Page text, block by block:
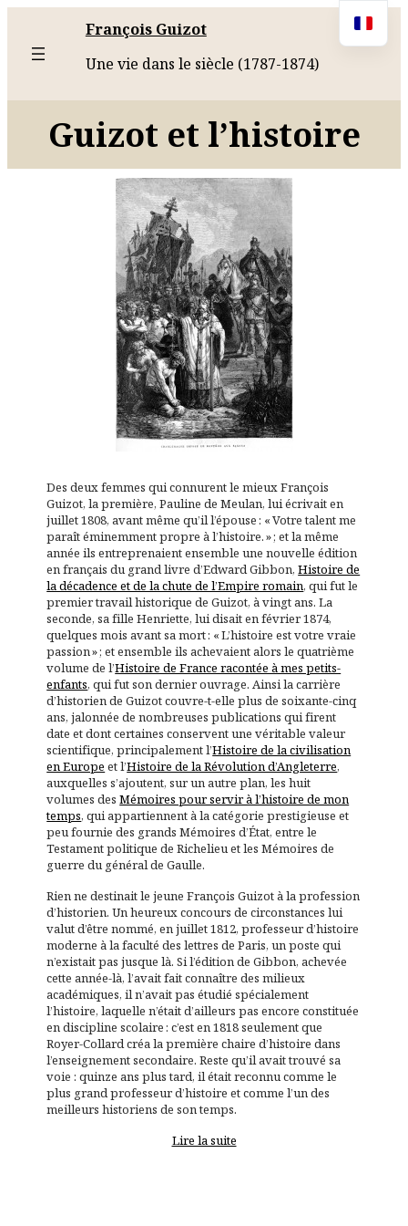
François Guizot
Une vie dans le siècle (1787-1874)
Guizot et l’histoire
Des deux femmes qui connurent le mieux François
Guizot, la première, Pauline de Meulan, lui écrivait en
juillet 1808, avant même qu’il l’épouse : « Votre talent me
paraît éminemment propre à l’histoire. » ; et la même
année ils entreprenaient ensemble une nouvelle édition
en français du grand livre d’Edward Gibbon,Histoire de
la décadence et de la chute de l’Empire romain, qui fut le
premier travail historique de Guizot, à vingt ans. La
seconde, sa fille Henriette, lui disait en février 1874,
quelques mois avant sa mort : « L’histoire est votre vraie
passion » ; et ensemble ils achevaient alors le quatrième
volume de l’Histoire de France racontée à mes petits-
enfants, qui fut son dernier ouvrage. Ainsi la carrière
d’historien de Guizot couvre-t-elle plus de soixante-cinq
ans, jalonnée de nombreuses publications qui firent
date et dont certaines conservent une véritable valeur
scientifique, principalement l’Histoire de la civilisation
en Europe et l’Histoire de la Révolution d’Angleterre,
auxquelles s’ajoutent, sur un autre plan, les huit
volumes desMémoires pour servir à l’histoire de mon
temps, qui appartiennent à la catégorie prestigieuse et
peu fournie des grands Mémoires d’État, entre le
Testament politique de Richelieu et lesMémoires de
guerre du général de Gaulle.
Rien ne destinait le jeune François Guizot à la profession
d’historien. Un heureux concours de circonstances lui
valut d’être nommé, en juillet 1812, professeur d’histoire
moderne à la faculté des lettres de Paris, un poste qui
n’existait pas jusque là. Si l’édition de Gibbon, achevée
cette année-là, l’avait fait connaître des milieux
académiques, il n’avait pas étudié spécialement
l’histoire, laquelle n’était d’ailleurs pas encore constituée
en discipline scolaire : c’est en 1818 seulement que
Royer-Collard créa la première chaire d’histoire dans
l’enseignement secondaire. Reste qu’il avait trouvé sa
voie : quinze ans plus tard, il était reconnu comme le
plus grand professeur d’histoire et comme l’un des
meilleurs historiens de son temps.
Lire la suite